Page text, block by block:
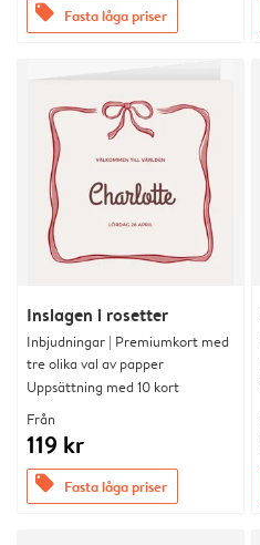
offers Fasta låga priser
Inslagen i rosetter
Inbjudningar | Premiumkort med
tre olika val av papper
Uppsättning med 10 kort
Från
119 kr
offers Fasta låga priser